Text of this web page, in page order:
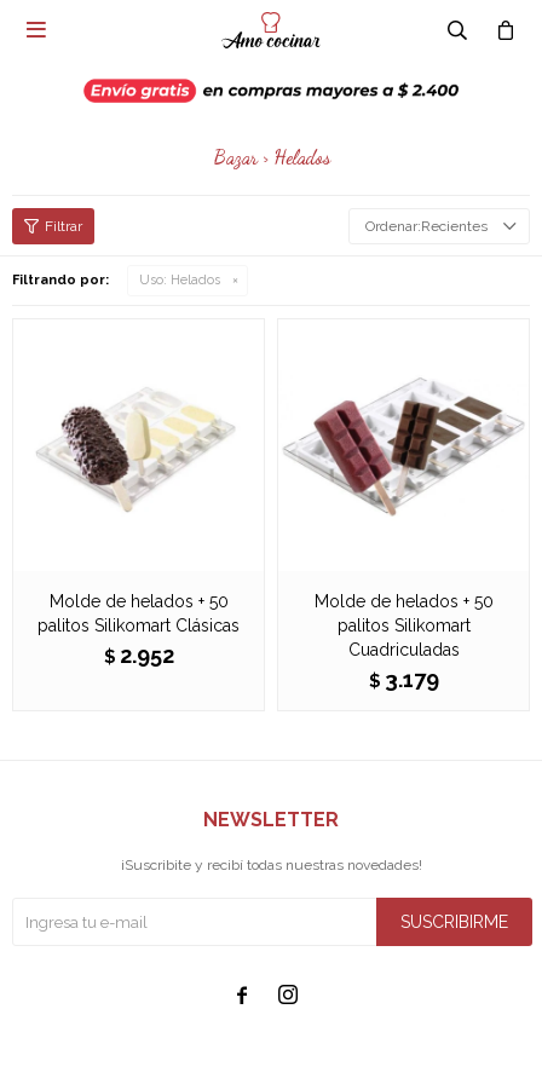

Bazar > Helados
Recientes
Filtrando por: Uso: Helados
Molde de helados + 50
palitos Silikomart Clásicas
$ 2.952
Molde de helados + 50
palitos Silikomart
Cuadriculadas
$ 3.179
NEWSLETTER
¡Suscribite y recibí todas nuestras novedades!
SUSCRIBIRME
 